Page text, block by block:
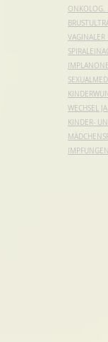
ONKOLOG.
VAGINALER
WECHSEL
KINDER-